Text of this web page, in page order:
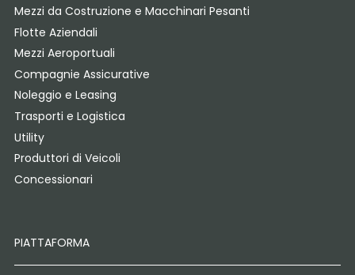
Mezzi da Costruzione e Macchinari Pesanti
Flotte Aziendali
Mezzi Aeroportuali
Compagnie Assicurative
Noleggio e Leasing
Trasporti e Logistica
Utility
Produttori di Veicoli
Concessionari
PIATTAFORMA